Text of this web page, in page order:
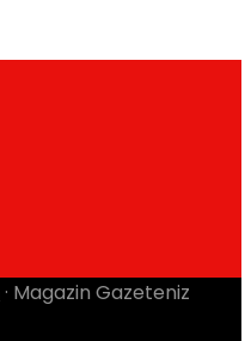
· Magazin Gazeteniz